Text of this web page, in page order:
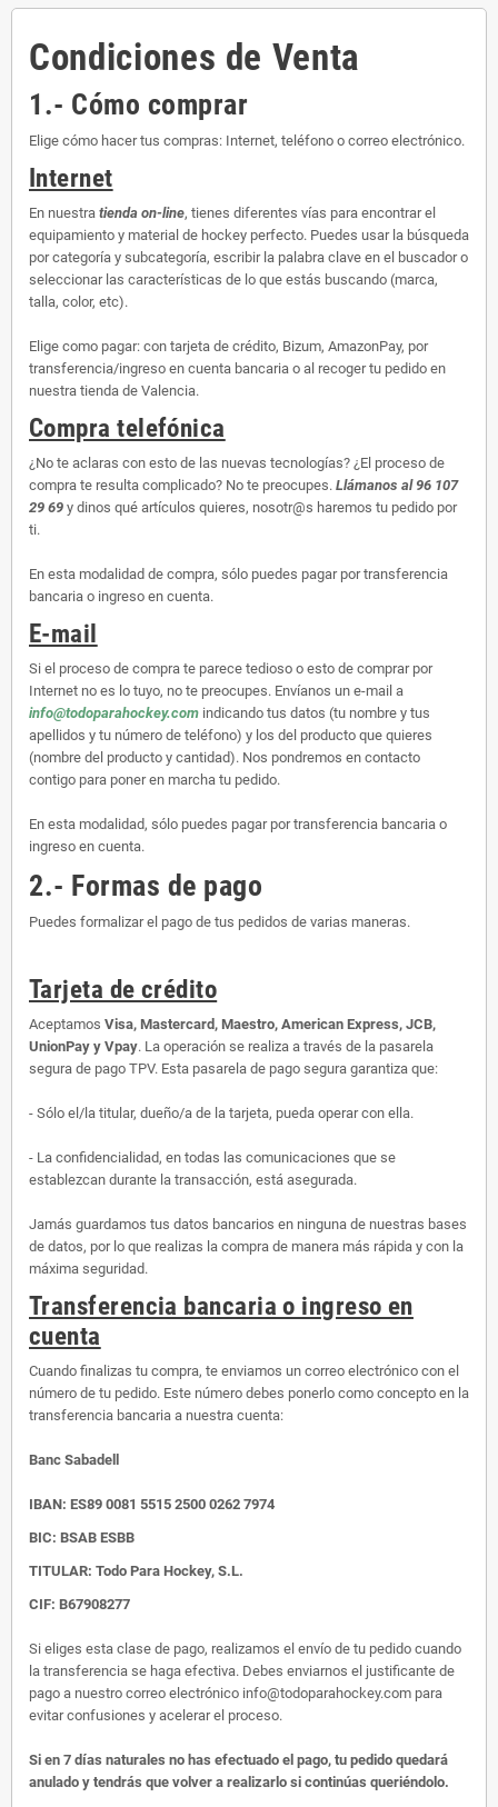
Condiciones de Venta
1.- Cómo comprar
Elige cómo hacer tus compras: Internet, teléfono o correo electrónico.
Internet
En nuestra tienda on-line, tienes diferentes vías para encontrar el
equipamiento y material de hockey perfecto. Puedes usar la búsqueda
por categoría y subcategoría, escribir la palabra clave en el buscador o
seleccionar las características de lo que estás buscando (marca,
talla, color, etc).
Elige como pagar: con tarjeta de crédito, Bizum, AmazonPay, por
transferencia/ingreso en cuenta bancaria o al recoger tu pedido en
nuestra tienda de Valencia.
Compra telefónica
¿No te aclaras con esto de las nuevas tecnologías? ¿El proceso de
compra te resulta complicado? No te preocupes. Llámanos al 96 107
29 69 y dinos qué artículos quieres, nosotr@s haremos tu pedido por
ti.
En esta modalidad de compra, sólo puedes pagar por transferencia
bancaria o ingreso en cuenta.
E-mail
Si el proceso de compra te parece tedioso o esto de comprar por
Internet no es lo tuyo, no te preocupes. Envíanos un e-mail a
info@todoparahockey.com indicando tus datos (tu nombre y tus
apellidos y tu número de teléfono) y los del producto que quieres
(nombre del producto y cantidad). Nos pondremos en contacto
contigo para poner en marcha tu pedido.
En esta modalidad, sólo puedes pagar por transferencia bancaria o
ingreso en cuenta.
2.- Formas de pago
Puedes formalizar el pago de tus pedidos de varias maneras.
Tarjeta de crédito
Aceptamos Visa, Mastercard, Maestro, American Express, JCB,
UnionPay y Vpay. La operación se realiza a través de la pasarela
segura de pago TPV. Esta pasarela de pago segura garantiza que:
- Sólo el/la titular, dueño/a de la tarjeta, pueda operar con ella.
- La confidencialidad, en todas las comunicaciones que se
establezcan durante la transacción, está asegurada.
Jamás guardamos tus datos bancarios en ninguna de nuestras bases
de datos, por lo que realizas la compra de manera más rápida y con la
máxima seguridad.
Transferencia bancaria o ingreso en
cuenta
Cuando finalizas tu compra, te enviamos un correo electrónico con el
número de tu pedido. Este número debes ponerlo como concepto en la
transferencia bancaria a nuestra cuenta:
Banc Sabadell
IBAN: ES89 0081 5515 2500 0262 7974
BIC: BSAB ESBB
TITULAR: Todo Para Hockey, S.L.
CIF: B67908277
Si eliges esta clase de pago, realizamos el envío de tu pedido cuando
la transferencia se haga efectiva. Debes enviarnos el justificante de
pago a nuestro correo electrónico info@todoparahockey.com para
evitar confusiones y acelerar el proceso.
Si en 7 días naturales no has efectuado el pago, tu pedido quedará
anulado y tendrás que volver a realizarlo si continúas queriéndolo.